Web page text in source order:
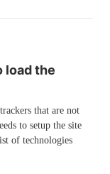
load the
that are not
to setup the site
of technologies